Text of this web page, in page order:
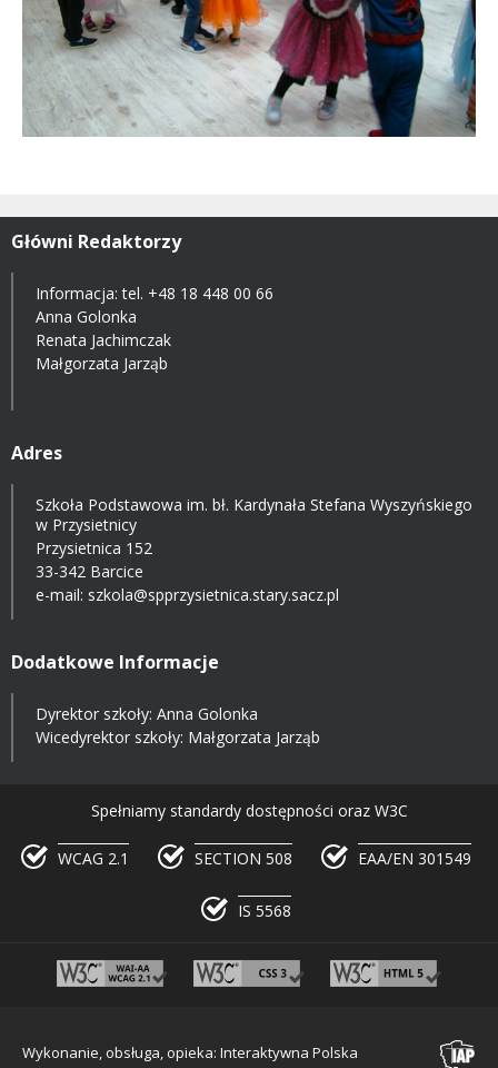
Główni Redaktorzy
Informacja: tel. +48 18 448 00 66
Anna Golonka
Renata Jachimczak
Małgorzata Jarząb
Adres
Szkoła Podstawowa im. bł. Kardynała Stefana Wyszyńskiego
w Przysietnicy
Przysietnica 152
33-342 Barcice
e-mail: szkola@spprzysietnica.stary.sacz.pl
Dodatkowe Informacje
Dyrektor szkoły: Anna Golonka
Wicedyrektor szkoły: Małgorzata Jarząb
Spełniamy standardy dostępności oraz W3C
WCAG 2.1 SECTION 508 EAA/EN 301549
IS 5568
Wykonanie, obsługa, opieka: Interaktywna Polska